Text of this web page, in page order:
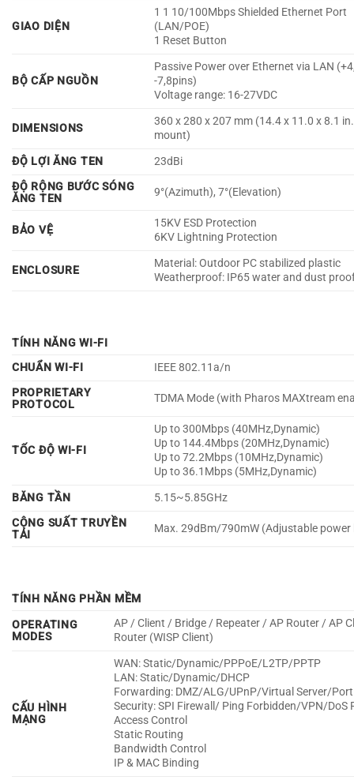
GIAO DIỆN
1 1 10/100Mbps Shielded Ethernet Port
(LAN/POE)
1 Reset Button
BỘ CẤP NGUỒN
Passive Power over Ethernet via LAN
-7,8pins)
Voltage range: 16-27VDC
DIMENSIONS
360 x 280 x 207 mm (14.4 x 11.0 x 8.1
mount)
ĐỘ LỢI ĂNG TEN
23dBi
ĐỘ RỘNG BƯỚC SÓNG
ĂNG TEN
9°(Azimuth), 7°(Elevation)
BẢO VỆ
15KV ESD Protection
6KV Lightning Protection
ENCLOSURE
Material: Outdoor PC stabilized plastic
Weatherproof: IP65 water and dust
TÍNH NĂNG WI-FI
CHUẨN WI-FI
IEEE 802.11a/n
PROPRIETARY
PROTOCOL
TDMA Mode (with Pharos MAXtream
TỐC ĐỘ WI-FI
Up to 300Mbps (40MHz,Dynamic)
Up to 144.4Mbps (20MHz,Dynamic)
Up to 72.2Mbps (10MHz,Dynamic)
Up to 36.1Mbps (5MHz,Dynamic)
BĂNG TẦN
5.15~5.85GHz
CÔNG SUẤT TRUYỀN
TẢI
Max. 29dBm/790mW (Adjustable power
TÍNH NĂNG PHẦN MỀM
OPERATING
MODES
AP / Client / Bridge / Repeater / AP Router / AP
Router (WISP Client)
CẤU HÌNH
MẠNG
WAN: Static/Dynamic/PPPoE/L2TP/PPTP
LAN: Static/Dynamic/DHCP
Forwarding: DMZ/ALG/UPnP/Virtual Server/
Security: SPI Firewall/ Ping Forbidden/VPN/DoS
Access Control
Static Routing
Bandwidth Control
IP & MAC Binding